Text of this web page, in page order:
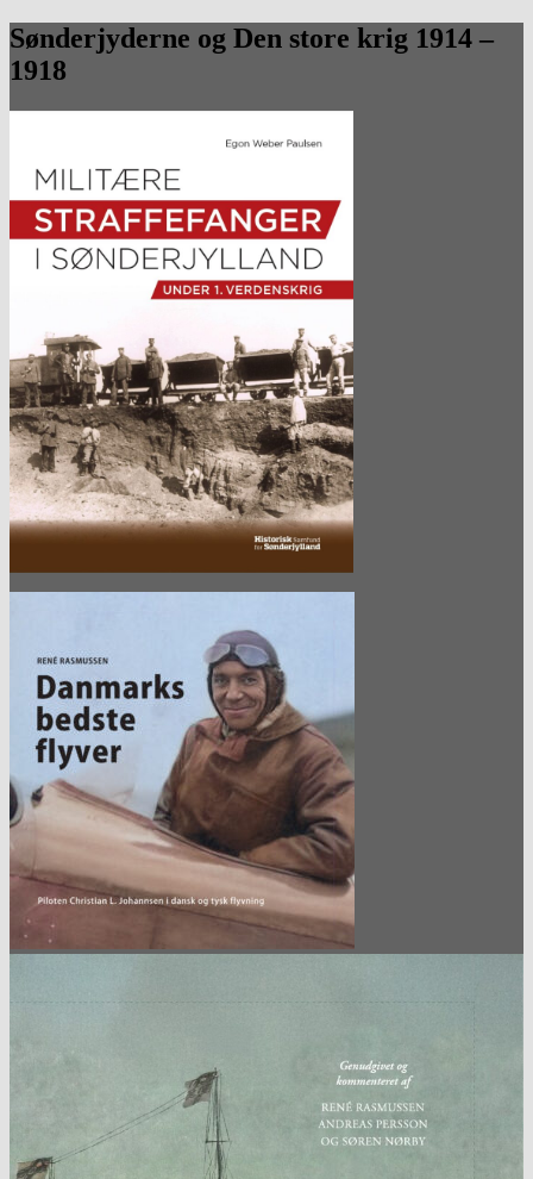
Sønderjyderne og Den store krig 1914 –
1918